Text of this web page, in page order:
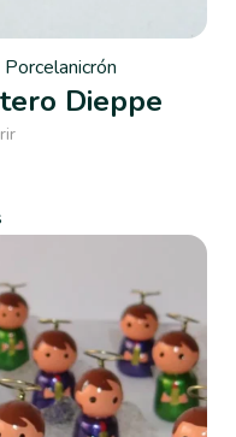
Porcelanicrón
Dieppe